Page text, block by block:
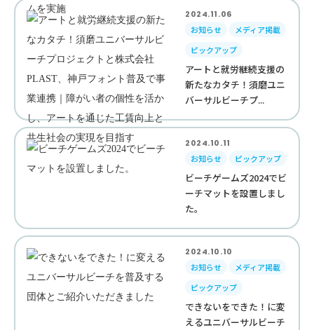
2024.11.06
お知らせ
メディア掲載
ピックアップ
アートと就労継続支援の
新たなカタチ！須磨ユニ
バーサルビーチプ...
2024.10.11
お知らせ
ピックアップ
ビーチゲームズ2024でビ
ーチマットを設置しまし
た。
2024.10.10
お知らせ
メディア掲載
ピックアップ
できないをできた！に変
えるユニバーサルビーチ